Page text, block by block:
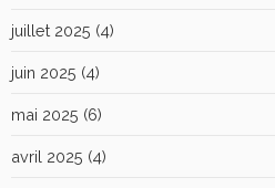
juillet 2025 (4)
juin 2025 (4)
mai 2025 (6)
avril 2025 (4)